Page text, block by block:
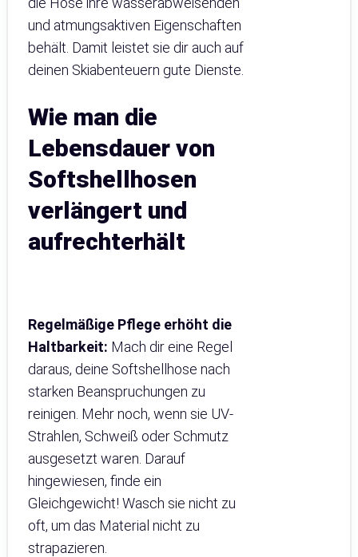
und atmungsaktiven Eigenschaften
behält. Damit leistet sie dir auch auf
deinen Skiabenteuern gute Dienste.
Wie man die
Lebensdauer von
Softshellhosen
verlängert und
aufrechterhält
Regelmäßige Pflege erhöht die
Haltbarkeit: Mach dir eine Regel
daraus, deine Softshellhose nach
starken Beanspruchungen zu
reinigen. Mehr noch, wenn sie UV-
Strahlen, Schweiß oder Schmutz
ausgesetzt waren. Darauf
hingewiesen, finde ein
Gleichgewicht! Wasch sie nicht zu
oft, um das Material nicht zu
strapazieren.